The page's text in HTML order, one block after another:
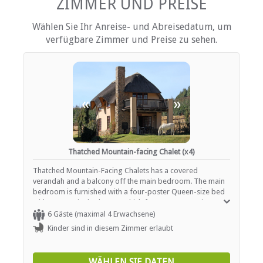
kostenlose Toilettenartikel
Behinderten ausgerüstet
Fan
Kamin
Haartrockner
Internationale Steckdosen
Internetverbindung (drahtlos)
Eisen / Hosenpresse
Whirlpool
Küche (komplett ausgestattet)
Terrasse / Veranda / Balkon
Safe für Wertsachen
Tee- und Kaffeekocher
Telefon (Durchwahl)
Fernsehen (mit Satellit)
EINRICHTUNGEN AUF DEM GELÄNDE
Geschäftseinrichtungen
ZIMMER UND PREISE
Wählen Sie Ihr Anreise- und Abreisedatum, um
verfügbare Zimmer und Preise zu sehen.
« »
Thatched Mountain-facing Chalet (x4)
Thatched Mountain-Facing Chalets has a covered
verandah and a balcony off the main bedroom. The main
bedroom is furnished with a four-poster Queen-size bed
with an en-suite bathroom which features a Jacuzzi spa
bath and shower, hand basin and WC. The additional two
bedrooms are each furnished with two single beds and
they make use of one a bathroom which is equipped with
fridge and log fireplace opens onto a large covered
6 Gäste (maximal 4 Erwachsene)
Kinder sind in diesem Zimmer erlaubt